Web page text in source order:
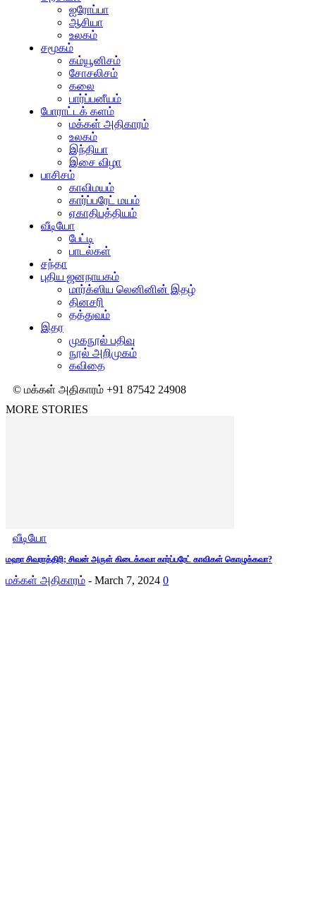
ஐரோப்பா
ஆசியா
உலகம்
சமூகம்
கம்யூனிசம்
சோசலிசம்
கலை
பார்ப்பனீயம்
போராட்டக் களம்
மக்கள் அதிகாரம்
உலகம்
இந்தியா
இசை விழா
பாசிசம்
காவிமயம்
கார்ப்பரேட் மயம்
ஏகாதிபத்தியம்
வீடியோ
பேட்டி
பாடல்கள்
சந்தா
புதிய ஜனநாயகம்
மார்க்ஸிய லெனினின் இதழ்
தினசரி
தத்துவம்
இதர
முகநூல் பதிவு
நூல் அறிமுகம்
கவிதை
© மக்கள் அதிகாரம் +91 87542 24908
MORE STORIES
வீடியோ
மஹா சிவராத்திரி; சிவன் அருள் கிடைக்கவா கார்ப்பரேட் காவிகள் கொழுக்கவா?
மக்கள் அதிகாரம் - March 7, 2024 0